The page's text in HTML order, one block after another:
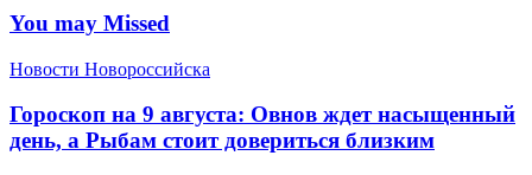
You may Missed
Новости Новороссийска
Гороскоп на 9 августа: Овнов ждет насыщенный
день, а Рыбам стоит довериться близким